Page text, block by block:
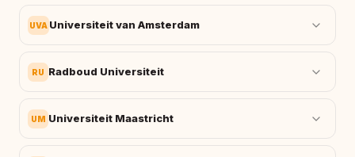
UVA Universiteit van Amsterdam
RU Radboud Universiteit
UM Universiteit Maastricht